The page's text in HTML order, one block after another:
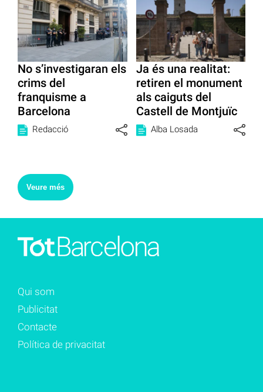
No s’investigaran els
crims del
franquisme a
Barcelona
Redacció
Ja és una realitat:
retiren el monument
als caiguts del
Castell de Montjuïc
Alba Losada
Veure més
Qui som
Publicitat
Contacte
Política de privacitat